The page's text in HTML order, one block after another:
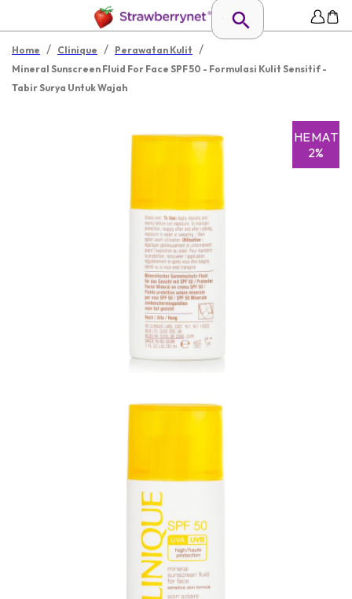
Home / Clinique / Perawatan Kulit /
Mineral Sunscreen Fluid For Face SPF 50 - Formulasi Kulit Sensitif -
Tabir Surya Untuk Wajah
HEMAT
2%